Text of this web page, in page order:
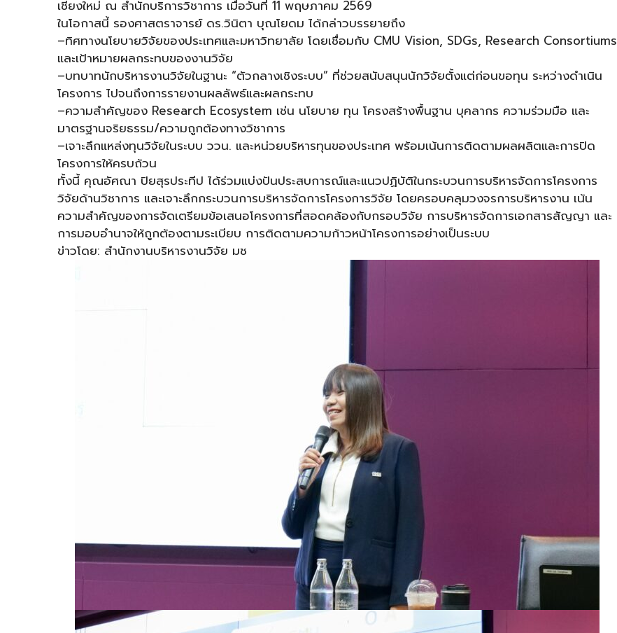
เชียงใหม่ ณ สำนักบริการวิชาการ เมื่อวันที่ 11 พฤษภาคม 2569
ในโอกาสนี้ รองศาสตราจารย์ ดร.วินิตา บุณโยดม ได้กล่าวบรรยายถึง
–ทิศทางนโยบายวิจัยของประเทศและมหาวิทยาลัย โดยเชื่อมกับ CMU Vision, SDGs, Research Consortiums
และเป้าหมายผลกระทบของงานวิจัย
–บทบาทนักบริหารงานวิจัยในฐานะ “ตัวกลางเชิงระบบ” ที่ช่วยสนับสนุนนักวิจัยตั้งแต่ก่อนขอทุน ระหว่างดำเนิน
โครงการ ไปจนถึงการรายงานผลลัพธ์และผลกระทบ
–ความสำคัญของ Research Ecosystem เช่น นโยบาย ทุน โครงสร้างพื้นฐาน บุคลากร ความร่วมมือ และ
มาตรฐานจริยธรรม/ความถูกต้องทางวิชาการ
–เจาะลึกแหล่งทุนวิจัยในระบบ ววน. และหน่วยบริหารทุนของประเทศ พร้อมเน้นการติดตามผลผลิตและการปิด
โครงการให้ครบถ้วน
ทั้งนี้ คุณอัศณา ปิยสุรประทีป ได้ร่วมแบ่งปันประสบการณ์และแนวปฏิบัติในกระบวนการบริหารจัดการโครงการ
วิจัยด้านวิชาการ และเจาะลึกกระบวนการบริหารจัดการโครงการวิจัย โดยครอบคลุมวงจรการบริหารงาน เน้น
ความสำคัญของการจัดเตรียมข้อเสนอโครงการที่สอดคล้องกับกรอบวิจัย การบริหารจัดการเอกสารสัญญา และ
การมอบอำนาจให้ถูกต้องตามระเบียบ การติดตามความก้าวหน้าโครงการอย่างเป็นระบบ
ข่าวโดย: สำนักงานบริหารงานวิจัย มช